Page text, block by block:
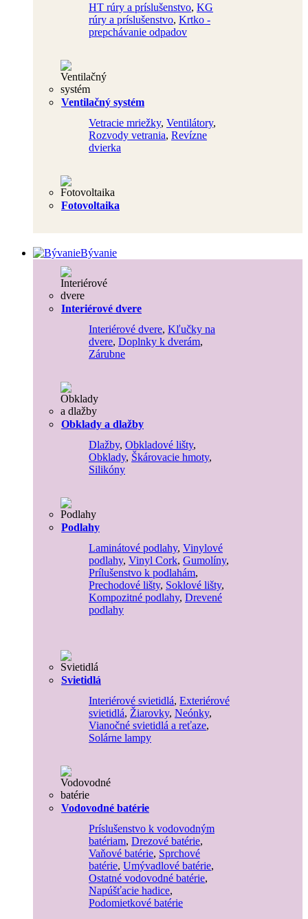
HT rúry a príslušenstvo, KG
rúry a príslušenstvo, Krtko -
prepchávanie odpadov
Ventilačný systém
Vetracie mriežky, Ventilátory,
Rozvody vetrania, Revízne
dvierka
Fotovoltaika
Bývanie
Interiérové dvere
Interiérové dvere, Kľučky na
dvere, Doplnky k dverám,
Zárubne
Obklady a dlažby
Dlažby, Obkladové lišty,
Obklady, Škárovacie hmoty,
Silikóny
Podlahy
Laminátové podlahy, Vinylové
podlahy, Vinyl Cork, Gumolíny,
Prílušenstvo k podlahám,
Prechodové lišty, Soklové lišty,
Kompozitné podlahy, Drevené
podlahy
Svietidlá
Interiérové svietidlá, Exteriérové
svietidlá, Žiarovky, Neónky,
Vianočné svietidlá a reťaze,
Solárne lampy
Vodovodné batérie
Príslušenstvo k vodovodným
batériam, Drezové batérie,
Vaňové batérie, Sprchové
batérie, Umývadlové batérie,
Ostatné vodovodné batérie,
Napúšťacie hadice,
Podomietkové batérie